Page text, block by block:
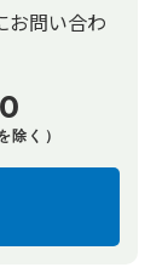
お問い合わ
く）